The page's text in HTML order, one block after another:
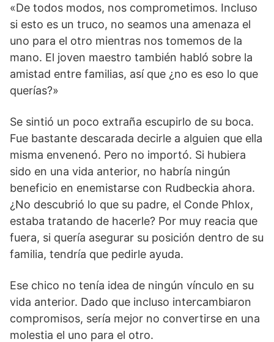
«De todos modos, nos comprometimos. Incluso
si esto es un truco, no seamos una amenaza el
uno para el otro mientras nos tomemos de la
mano. El joven maestro también habló sobre la
amistad entre familias, así que ¿no es eso lo que
querías?»
Se sintió un poco extraña escupirlo de su boca.
Fue bastante descarada decirle a alguien que ella
misma envenenó. Pero no importó. Si hubiera
sido en una vida anterior, no habría ningún
beneficio en enemistarse con Rudbeckia ahora.
¿No descubrió lo que su padre, el Conde Phlox,
estaba tratando de hacerle? Por muy reacia que
fuera, si quería asegurar su posición dentro de su
familia, tendría que pedirle ayuda.
Ese chico no tenía idea de ningún vínculo en su
vida anterior. Dado que incluso intercambiaron
compromisos, sería mejor no convertirse en una
molestia el uno para el otro.